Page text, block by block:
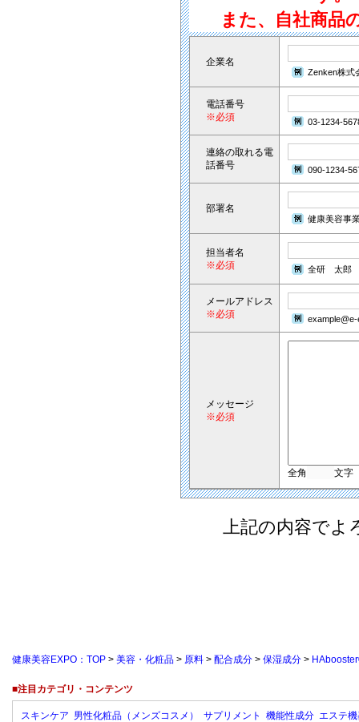
また、自社商品
企業名
Zenken株式
電話番号
※必須
03-1234-
連絡の取れる電
話番号
090-1234-
部署名
健康美容事
担当者名
※必須
全研 太郎
メールアドレス
※必須
メッセージ
※必須
全角 文字
上記の内容でよ
健康美容EXPO：TOP > 美容・化粧品 > 原料 > 配合成分 > 保湿成分 >
■注目カテゴリ・コンテンツ
スキンケア 男性化粧品（メンズコスメ） サプリメント 機能性成分 エステ